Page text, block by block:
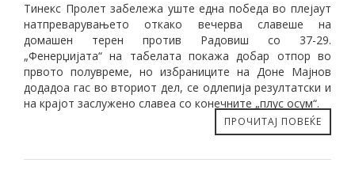
Тинекс Пролет забележа уште една победа во плејаут
натпреварувањето откако вечерва славеше на
домашен терен против Радовиш со 37-29.
„Фенерџијата“ на табелата покажа добар отпор во
првото полувреме, но избраниците на Доне Мајнов
додадоа гас во вториот дел, се одлепија резултатски и
на крајот заслужено славеа со конечните „плус осум“.
ПРОЧИТАЈ ПОВЕЌЕ